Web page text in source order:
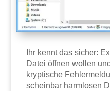
Ihr kennt das sicher:
Datei öffnen wollen
kryptische
scheinbar harmlosen